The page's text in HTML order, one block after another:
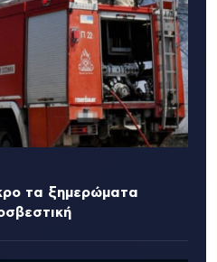
τα ξημερώματα